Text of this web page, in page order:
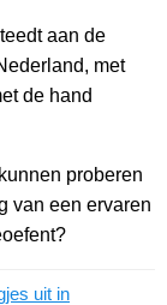
aan de
met
de hand
proberen
van een ervaren
uit in